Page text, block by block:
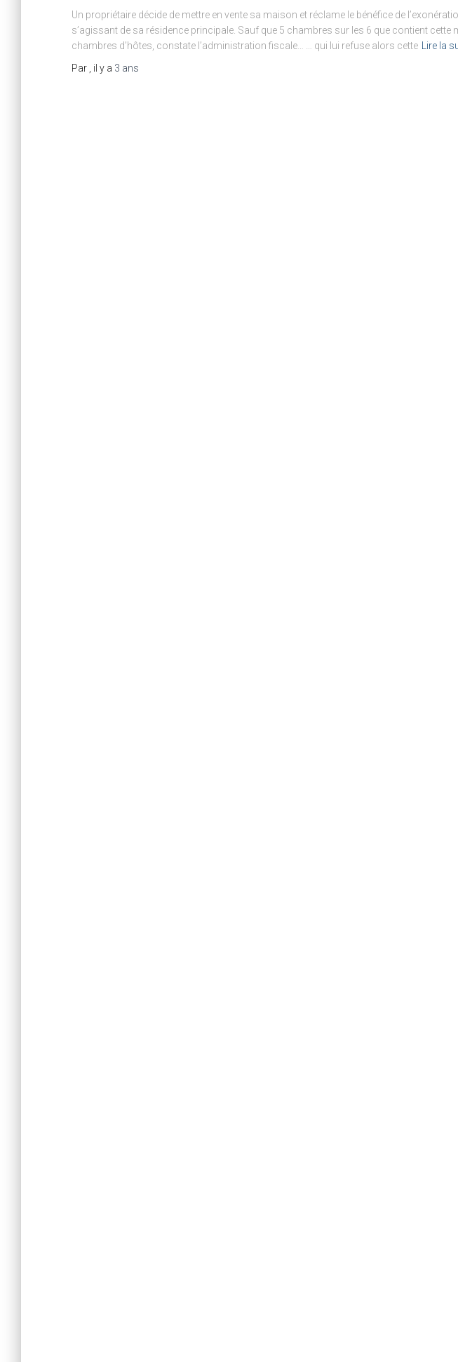
Un propriétaire décide de mettre en vente sa maison et réclame le bénéfice de
s’agissant de sa résidence principale. Sauf que 5 chambres sur les 6 que contient
chambres d’hôtes, constate l’administration fiscale… … qui lui refuse alors cette
Lire la
Par
, il y a 3 ans